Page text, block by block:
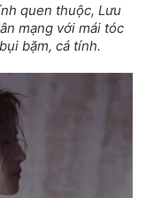
quen thuộc, Lưu
mạng với mái tóc
bặm, cá tính.